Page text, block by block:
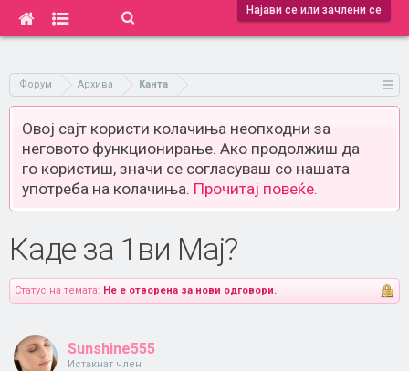
Најави се или зачлени се
Форум Архива Канта
Овој сајт користи колачиња неопходни за
неговото функционирање. Ако продолжиш да
го користиш, значи се согласуваш со нашата
употреба на колачиња. Прочитај повеќе.
Каде за 1ви Мај?
Статус на темата: Не е отворена за нови одговори.
Sunshine555
Истакнат член